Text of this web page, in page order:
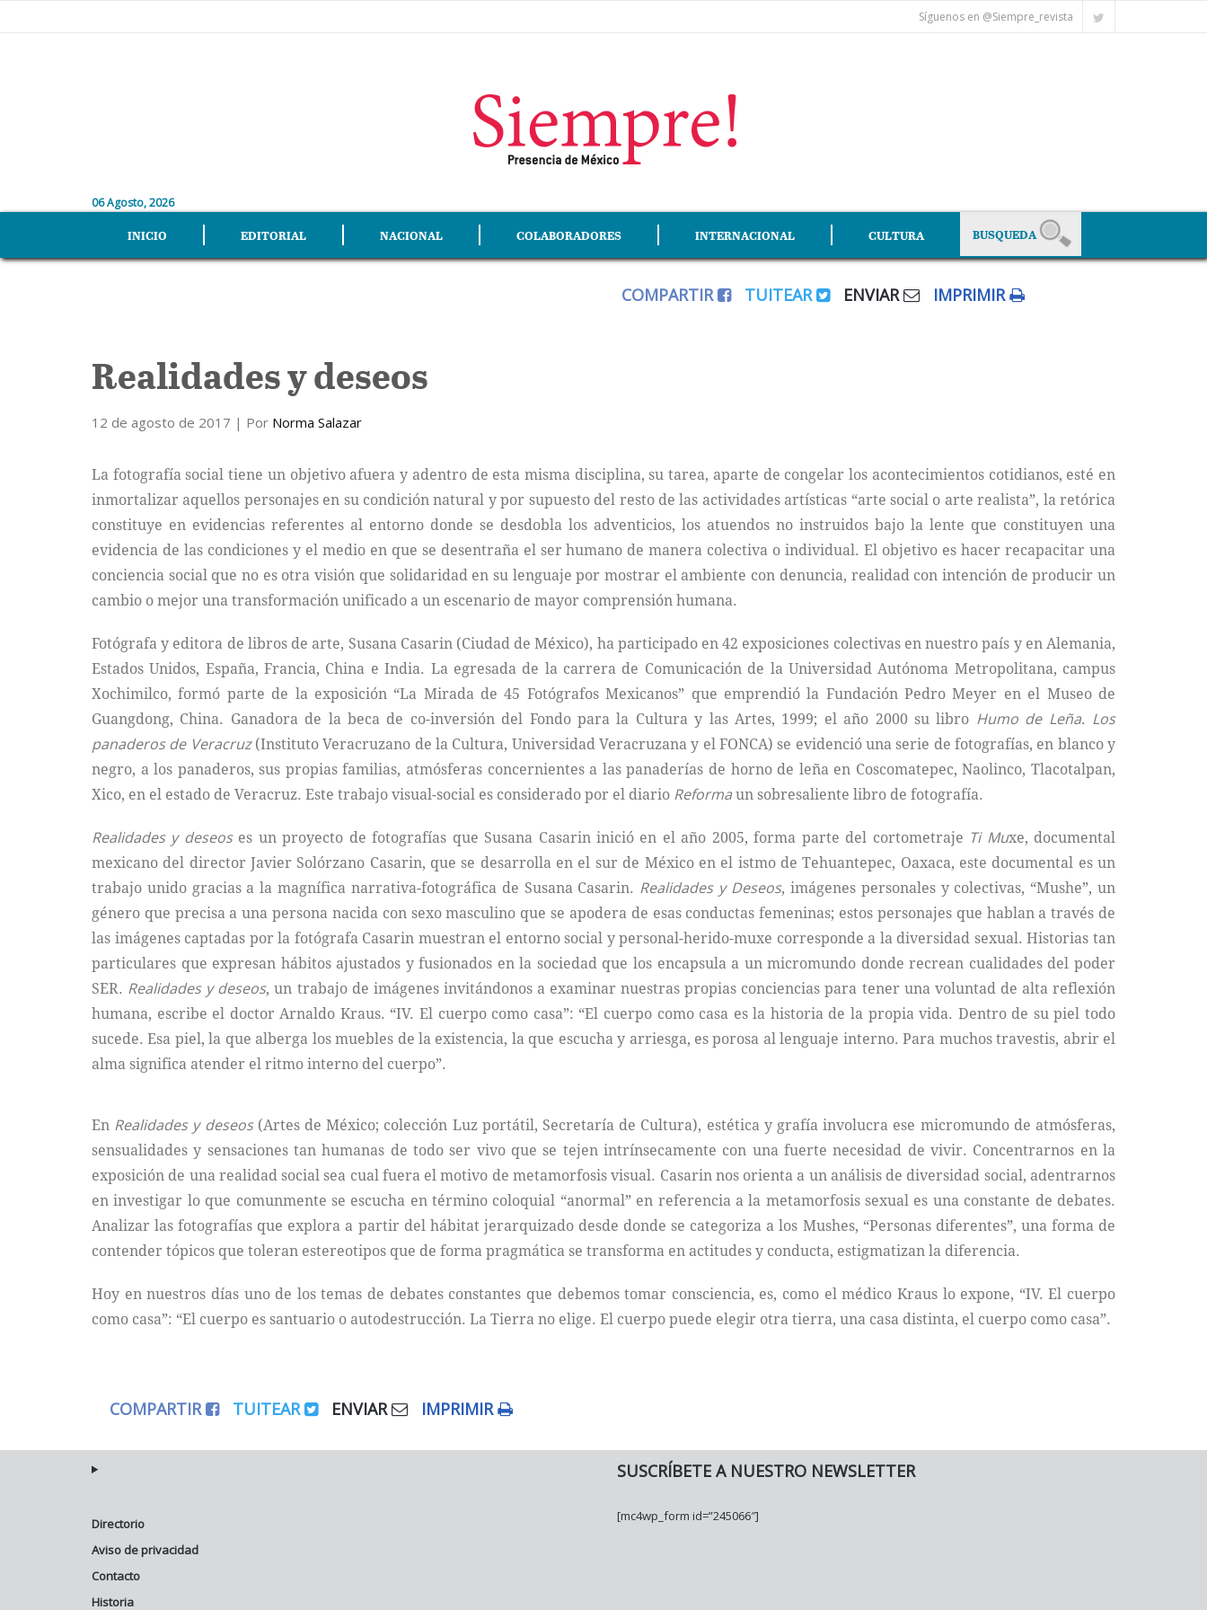
Síguenos en @Siempre_revista
06 Agosto, 2026
INICIO EDITORIAL NACIONAL COLABORADORES INTERNACIONAL CULTURA
COMPARTIR TUITEAR ENVIAR IMPRIMIR
Realidades y deseos
12 de agosto de 2017 | Por Norma Salazar
La fotografía social tiene un objetivo afuera y adentro de esta misma disciplina, su tarea, aparte de congelar los acontecimientos cotidianos, esté en
inmortalizar aquellos personajes en su condición natural y por supuesto del resto de las actividades artísticas “arte social o arte realista”, la retórica
constituye en evidencias referentes al entorno donde se desdobla los adventicios, los atuendos no instruidos bajo la lente que constituyen una
evidencia de las condiciones y el medio en que se desentraña el ser humano de manera colectiva o individual. El objetivo es hacer recapacitar una
conciencia social que no es otra visión que solidaridad en su lenguaje por mostrar el ambiente con denuncia, realidad con intención de producir un
cambio o mejor una transformación unificado a un escenario de mayor comprensión humana.
Fotógrafa y editora de libros de arte, Susana Casarin (Ciudad de México), ha participado en 42 exposiciones colectivas en nuestro país y en Alemania,
Estados Unidos, España, Francia, China e India. La egresada de la carrera de Comunicación de la Universidad Autónoma Metropolitana, campus
Xochimilco, formó parte de la exposición “La Mirada de 45 Fotógrafos Mexicanos” que emprendió la Fundación Pedro Meyer en el Museo de
Guangdong, China. Ganadora de la beca de co-inversión del Fondo para la Cultura y las Artes, 1999; el año 2000 su libro Humo de Leña. Los
panaderos de Veracruz(Instituto Veracruzano de la Cultura, Universidad Veracruzana y el FONCA) se evidenció una serie de fotografías, en blanco y
negro, a los panaderos, sus propias familias, atmósferas concernientes a las panaderías de horno de leña en Coscomatepec, Naolinco, Tlacotalpan,
Xico, en el estado de Veracruz. Este trabajo visual-social es considerado por el diario Reformaun sobresaliente libro de fotografía.
Realidades y deseos es un proyecto de fotografías que Susana Casarin inició en el año 2005, forma parte del cortometraje Ti Muxe, documental
mexicano del director Javier Solórzano Casarin, que se desarrolla en el sur de México en el istmo de Tehuantepec, Oaxaca, este documental es un
trabajo unido gracias a la magnífica narrativa-fotográfica de Susana Casarin. Realidades y Deseos, imágenes personales y colectivas, “Mushe”, un
género que precisa a una persona nacida con sexo masculino que se apodera de esas conductas femeninas; estos personajes que hablan a través de
las imágenes captadas por la fotógrafa Casarin muestran el entorno social y personal-herido-muxe corresponde a la diversidad sexual. Historias tan
particulares que expresan hábitos ajustados y fusionados en la sociedad que los encapsula a un micromundo donde recrean cualidades del poder
SER. Realidades y deseos, un trabajo de imágenes invitándonos a examinar nuestras propias conciencias para tener una voluntad de alta reflexión
humana, escribe el doctor Arnaldo Kraus. “IV. El cuerpo como casa”: “El cuerpo como casa es la historia de la propia vida. Dentro de su piel todo
sucede. Esa piel, la que alberga los muebles de la existencia, la que escucha y arriesga, es porosa al lenguaje interno. Para muchos travestis, abrir el
alma significa atender el ritmo interno del cuerpo”.
En Realidades y deseos(Artes de México; colección Luz portátil, Secretaría de Cultura), estética y grafía involucra ese micromundo de atmósferas,
sensualidades y sensaciones tan humanas de todo ser vivo que se tejen intrínsecamente con una fuerte necesidad de vivir. Concentrarnos en la
exposición de una realidad social sea cual fuera el motivo de metamorfosis visual. Casarin nos orienta a un análisis de diversidad social, adentrarnos
en investigar lo que comunmente se escucha en término coloquial “anormal” en referencia a la metamorfosis sexual es una constante de debates.
Analizar las fotografías que explora a partir del hábitat jerarquizado desde donde se categoriza a los Mushes, “Personas diferentes”, una forma de
contender tópicos que toleran estereotipos que de forma pragmática se transforma en actitudes y conducta, estigmatizan la diferencia.
Hoy en nuestros días uno de los temas de debates constantes que debemos tomar consciencia, es, como el médico Kraus lo expone, “IV. El cuerpo
como casa”: “El cuerpo es santuario o autodestrucción. La Tierra no elige. El cuerpo puede elegir otra tierra, una casa distinta, el cuerpo como casa”.
COMPARTIR TUITEAR ENVIAR IMPRIMIR
Directorio
Aviso de privacidad
Contacto
Historia
SUSCRÍBETE A NUESTRO NEWSLETTER
[mc4wp_form id=”245066″]